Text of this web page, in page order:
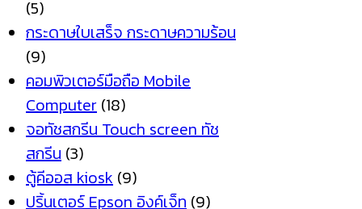
(5)
กระดาษใบเสร็จ กระดาษความร้อน
(9)
คอมพิวเตอร์มือถือ Mobile
Computer (18)
จอทัชสกรีน Touch screen ทัช
สกรีน (3)
ตู้คีออส kiosk (9)
ปริ้นเตอร์ Epson อิงค์เจ็ท (9)